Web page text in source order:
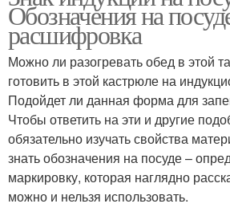
Обозначения на
расшифровка
Можно ли разогревать обед в этой
готовить в этой кастрюле на
Подойдет ли данная форма для
Чтобы ответить на эти и другие
обязательно изучать свойства
знать обозначения на посуде –
маркировку, которая наглядно
можно и нельзя использовать.